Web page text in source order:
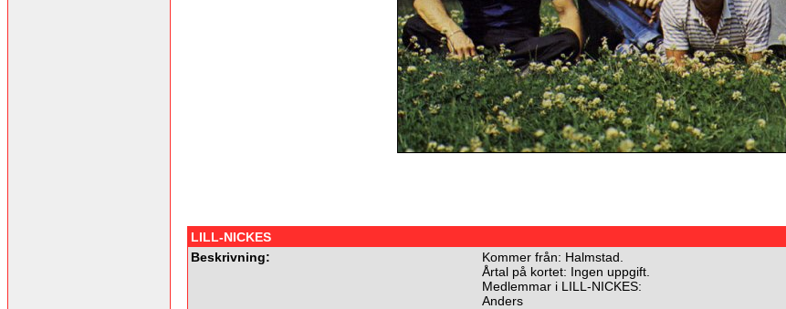
LILL-NICKES
Beskrivning:
Kommer från: Halmstad.
Årtal på kortet: Ingen uppgift.
Medlemmar i LILL-NICKES:
Anders